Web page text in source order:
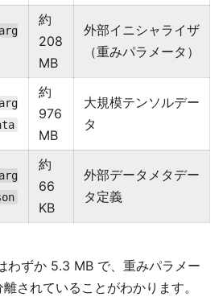
約
208
MB
外部イニシャライザ
（重みパラメータ）
約
976
MB
大規模テンソルデー
タ
約
66
KB
外部データメタデー
タ定義
わずか 5.3 MB で、重みパラメー
されていることがわかります。